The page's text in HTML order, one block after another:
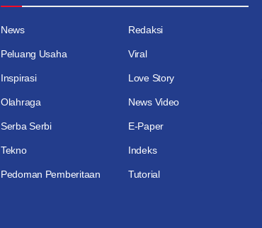
News Redaksi
Peluang Usaha Viral
Inspirasi Love Story
Olahraga News Video
Serba Serbi E-Paper
Tekno
Pedoman Pemberitaan
Indeks
Tutorial